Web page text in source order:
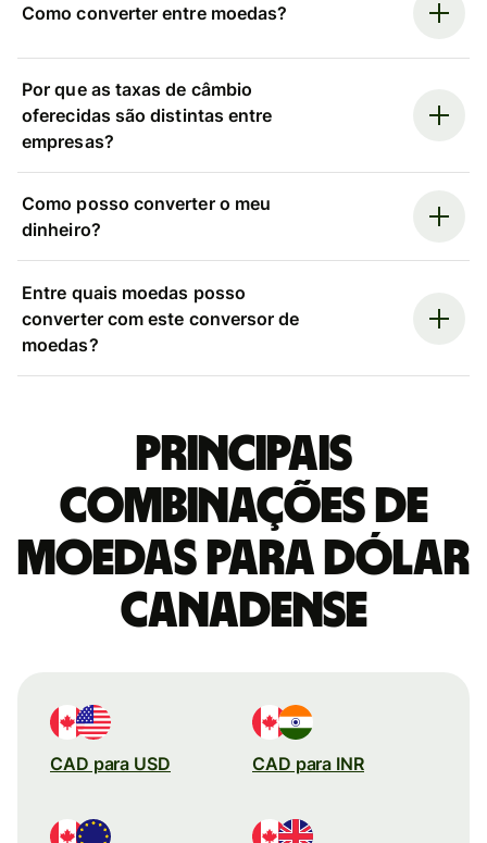
Como converter entre moedas?
Por que as taxas de câmbio
oferecidas são distintas entre
empresas?
Como posso converter o meu
dinheiro?
Entre quais moedas posso
converter com este conversor de
moedas?
Principais
combinações de
moedas para Dólar
canadense
CAD para USD CAD para INR